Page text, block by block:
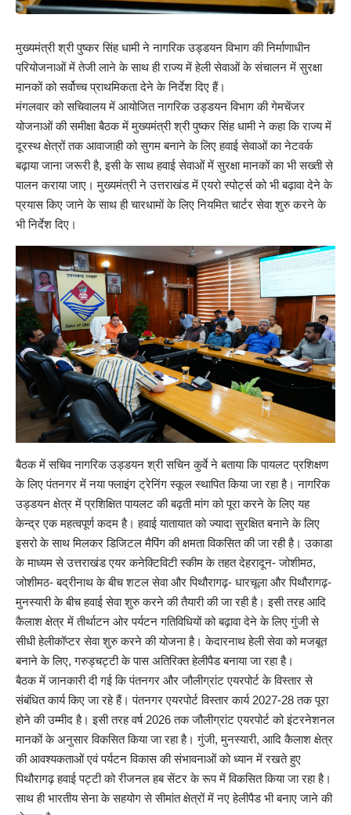
मुख्यमंत्री श्री पुष्कर सिंह धामी ने नागरिक उड्डयन विभाग की निर्माणाधीन
परियोजनाओं में तेजी लाने के साथ ही राज्य में हेली सेवाओं के संचालन में सुरक्षा
मानकों को सर्वोच्च प्राथमिकता देने के निर्देश दिए हैं।
मंगलवार को सचिवालय में आयोजित नागरिक उड्डयन विभाग की गेमचेंजर
योजनाओं की समीक्षा बैठक में मुख्यमंत्री श्री पुष्कर सिंह धामी ने कहा कि राज्य में
दूरस्थ क्षेत्रों तक आवाजाही को सुगम बनाने के लिए हवाई सेवाओं का नेटवर्क
बढ़ाया जाना जरूरी है, इसी के साथ हवाई सेवाओं में सुरक्षा मानकों का भी सख्ती से
पालन कराया जाए। मुख्यमंत्री ने उत्तराखंड में एयरो स्पोर्ट्स को भी बढ़ावा देने के
प्रयास किए जाने के साथ ही चारधामों के लिए नियमित चार्टर सेवा शुरु करने के
भी निर्देश दिए।
बैठक में सचिव नागरिक उड्डयन श्री सचिन कुर्वे ने बताया कि पायलट प्रशिक्षण
के लिए पंतनगर में नया फ्लाइंग ट्रेनिंग स्कूल स्थापित किया जा रहा है। नागरिक
उड्डयन क्षेत्र में प्रशिक्षित पायलट की बढ़ती मांग को पूरा करने के लिए यह
केन्द्र एक महत्वपूर्ण कदम है। हवाई यातायात को ज्यादा सुरक्षित बनाने के लिए
इसरो के साथ मिलकर डिजिटल मैपिंग की क्षमता विकसित की जा रही है। उकाडा
के माध्यम से उत्तराखंड एयर कनेक्टिविटी स्कीम के तहत देहरादून- जोशीमठ,
जोशीमठ- बद्रीनाथ के बीच शटल सेवा और पिथौरागढ़- धारचूला और पिथौरागढ़-
मुनस्यारी के बीच हवाई सेवा शुरु करने की तैयारी की जा रही है। इसी तरह आदि
कैलाश क्षेत्र में तीर्थाटन ओर पर्यटन गतिविधियों को बढ़ावा देने के लिए गुंजी से
सीधी हेलीकॉप्टर सेवा शुरु करने की योजना है। केदारनाथ हेली सेवा को मजबूत
बनाने के लिए, गरुड्चट्टी के पास अतिरिक्त हेलीपैड बनाया जा रहा है।
बैठक में जानकारी दी गई कि पंतनगर और जौलीग्रांट एयरपोर्ट के विस्तार से
संबंधित कार्य किए जा रहे हैं। पंतनगर एयरपोर्ट विस्तार कार्य 2027-28 तक पूरा
होने की उम्मीद है। इसी तरह वर्ष 2026 तक जौलीग्रांट एयरपोर्ट को इंटरनेशनल
मानकों के अनुसार विकसित किया जा रहा है। गुंजी, मुनस्यारी, आदि कैलाश क्षेत्र
की आवश्यकताओं एवं पर्यटन विकास की संभावनाओं को ध्यान में रखते हुए
पिथौरागढ़ हवाई पट्टी को रीजनल हब सेंटर के रूप में विकसित किया जा रहा है।
साथ ही भारतीय सेना के सहयोग से सीमांत क्षेत्रों में नए हेलीपैड भी बनाए जाने की